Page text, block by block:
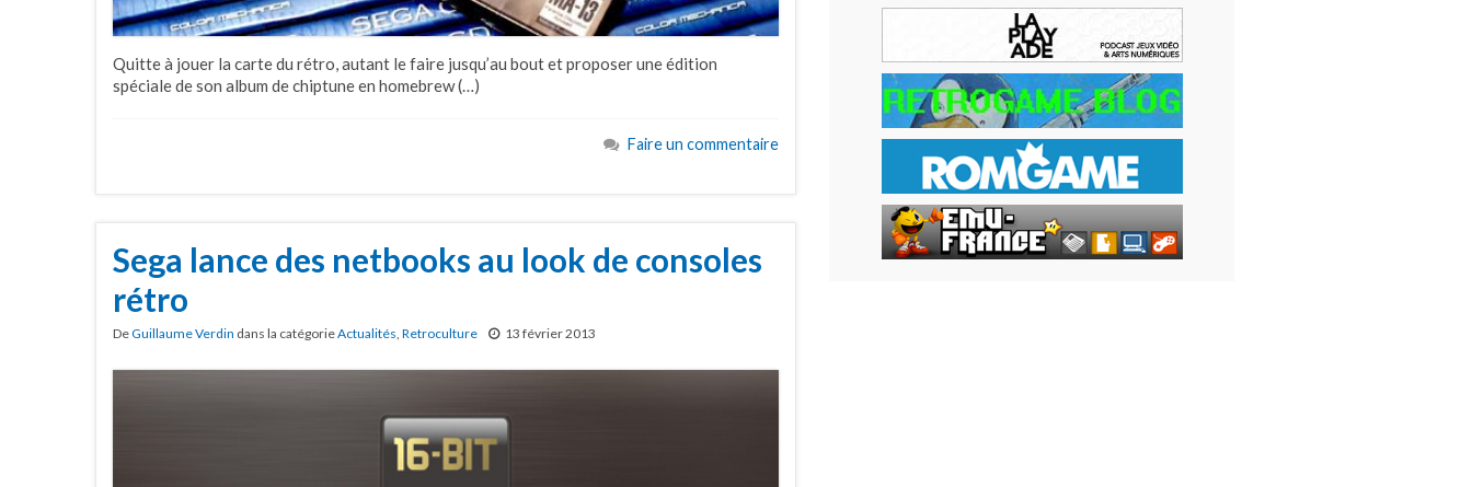
Quitte à jouer la carte du rétro, autant le faire jusqu’au bout et proposer une édition
spéciale de son album de chiptune en homebrew (…)
Faire un commentaire
Sega lance des netbooks au look de consoles
rétro
DeGuillaume Verdin dans la catégorieActualités Retroculture 13 février 2013